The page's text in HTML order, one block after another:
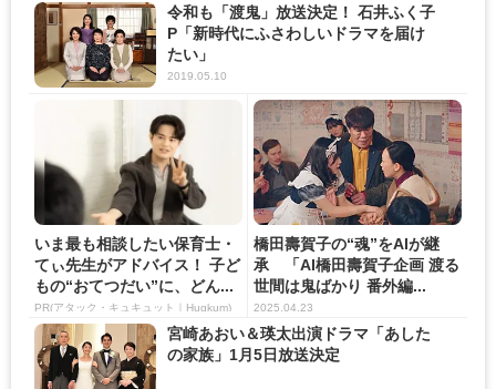
令和も「渡鬼」放送決定！ 石井ふく子
P「新時代にふさわしいドラマを届け
たい」
2019.05.10
いま最も相談したい保育士・
てぃ先生がアドバイス！ 子ど
もの“おてつだい”に、どん...
PR(アタック・キュキュット｜Hugkum)
橋田壽賀子の“魂”をAIが継
承 「AI橋田壽賀子企画 渡る
世間は鬼ばかり 番外編...
2025.04.23
宮崎あおい＆瑛太出演ドラマ「あした
の家族」1月5日放送決定